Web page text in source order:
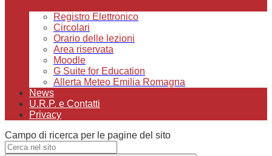
Registro Elettronico
Circolari
Orario delle lezioni
Area riservata
Moodle
G Suite for Education
Allerta Meteo Emilia Romagna
News
U.R.P. e Contatti
Privacy
Campo di ricerca per le pagine del sito